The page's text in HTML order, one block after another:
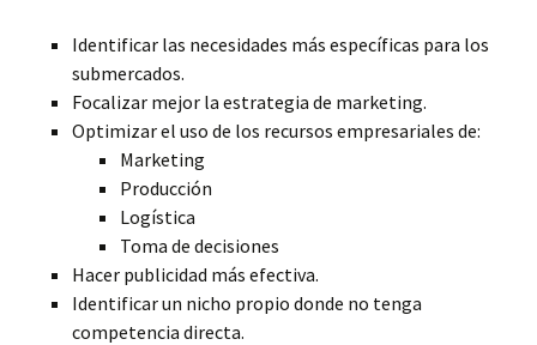
Identificar las necesidades más específicas para los
submercados.
Focalizar mejor la estrategia de marketing.
Optimizar el uso de los recursos empresariales de:
Marketing
Producción
Logística
Toma de decisiones
Hacer publicidad más efectiva.
Identificar un nicho propio donde no tenga
competencia directa.